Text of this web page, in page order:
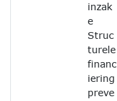
inzak
e
Struc
turele
financ
iering
preve